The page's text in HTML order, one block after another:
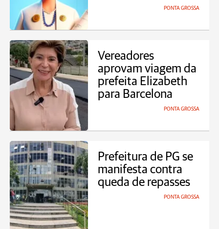
PONTA GROSSA
Vereadores
aprovam viagem da
prefeita Elizabeth
para Barcelona
PONTA GROSSA
Prefeitura de PG se
manifesta contra
queda de repasses
PONTA GROSSA